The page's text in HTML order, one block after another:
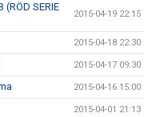
SERIE
2015-04-19 22:15
2015-04-18 22:30
2015-04-17 09:30
2015-04-16 15:00
2015-04-01 21:13